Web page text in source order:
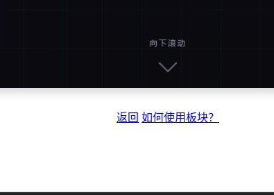
返回 如何使用板块？